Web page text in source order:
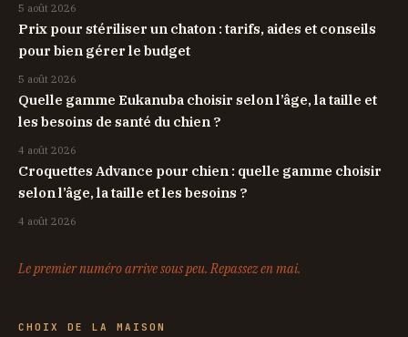
5 août 2026
Prix pour stériliser un chaton : tarifs, aides et conseils
pour bien gérer le budget
5 août 2026
Quelle gamme Eukanuba choisir selon l’âge, la taille et
les besoins de santé du chien ?
4 août 2026
Croquettes Advance pour chien : quelle gamme choisir
selon l’âge, la taille et les besoins ?
4 août 2026
Le premier numéro arrive sous peu. Repassez en mai.
CHOIX DE LA MAISON